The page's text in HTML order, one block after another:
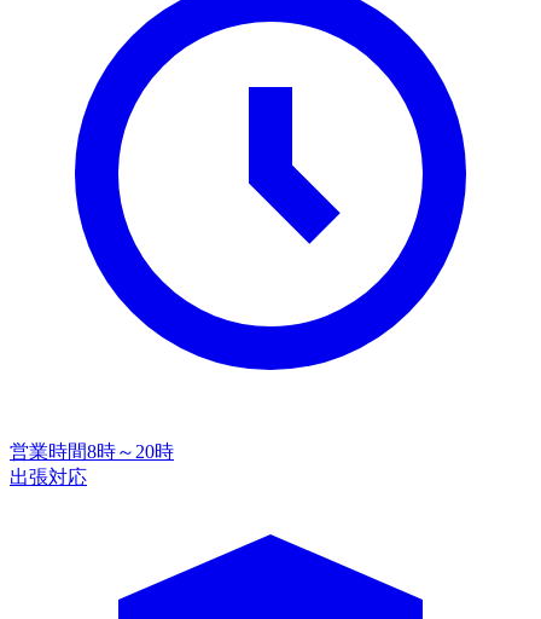
営業時間8時～20時
出張対応